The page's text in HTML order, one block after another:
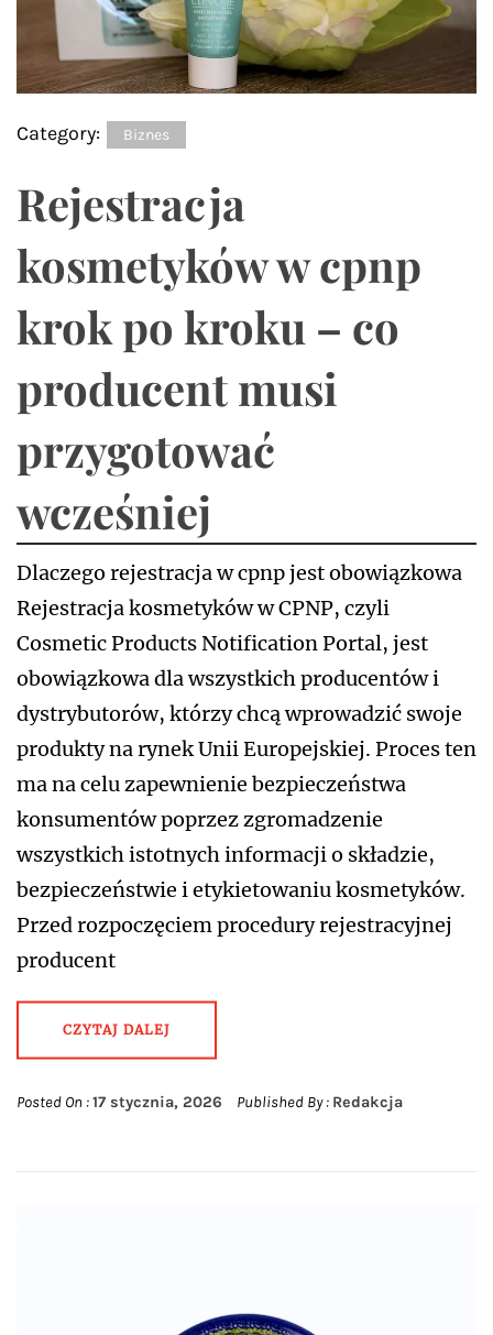
Category: Biznes
Rejestracja
kosmetyków w cpnp
krok po kroku – co
producent musi
przygotować
wcześniej
Dlaczego rejestracja w cpnp jest obowiązkowa
Rejestracja kosmetyków w CPNP, czyli
Cosmetic Products Notification Portal, jest
obowiązkowa dla wszystkich producentów i
dystrybutorów, którzy chcą wprowadzić swoje
produkty na rynek Unii Europejskiej. Proces ten
ma na celu zapewnienie bezpieczeństwa
konsumentów poprzez zgromadzenie
wszystkich istotnych informacji o składzie,
bezpieczeństwie i etykietowaniu kosmetyków.
Przed rozpoczęciem procedury rejestracyjnej
producent
CZYTAJ DALEJ
Posted On :17 stycznia, 2026 Published By : Redakcja